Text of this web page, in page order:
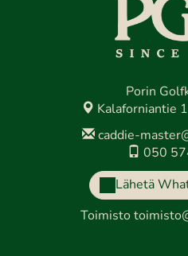
Porin
Kalaforniantie
caddie-
050
Lähetä
Toimisto